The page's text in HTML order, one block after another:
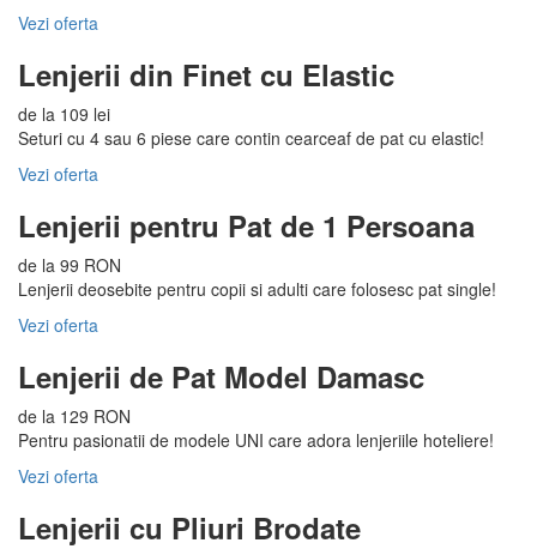
Vezi oferta
Lenjerii din Finet cu Elastic
de la 109 lei
Seturi cu 4 sau 6 piese care contin cearceaf de pat cu elastic!
Vezi oferta
Lenjerii pentru Pat de 1 Persoana
de la 99 RON
Lenjerii deosebite pentru copii si adulti care folosesc pat single!
Vezi oferta
Lenjerii de Pat Model Damasc
de la 129 RON
Pentru pasionatii de modele UNI care adora lenjeriile hoteliere!
Vezi oferta
Lenjerii cu Pliuri Brodate